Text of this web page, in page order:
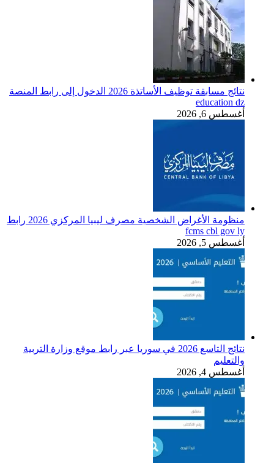
نتائج مسابقة توظيف الأساتذة 2026 الدخول إلى رابط المنصة
education dz
أغسطس 6, 2026
منظومة الأغراض الشخصية مصرف ليبيا المركزي 2026 رابط
fcms cbl gov ly
أغسطس 5, 2026
نتائج التاسع 2026 في سوريا عبر رابط موقع وزارة التربية
والتعليم
أغسطس 4, 2026